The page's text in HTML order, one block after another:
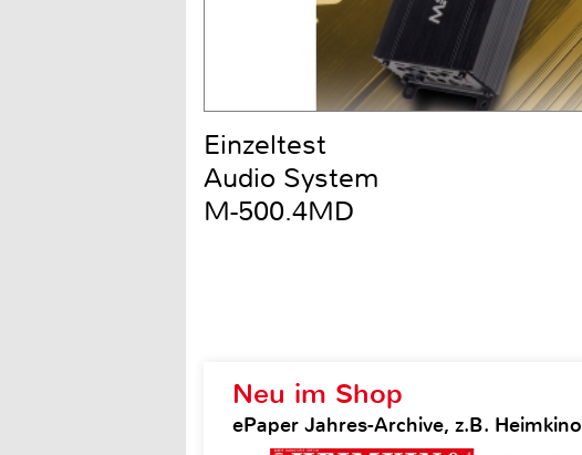
Neu im Shop
ePaper Jahres-Archive, z.B. Heimkino
Einzeltest
Audio System
M-500.4MD